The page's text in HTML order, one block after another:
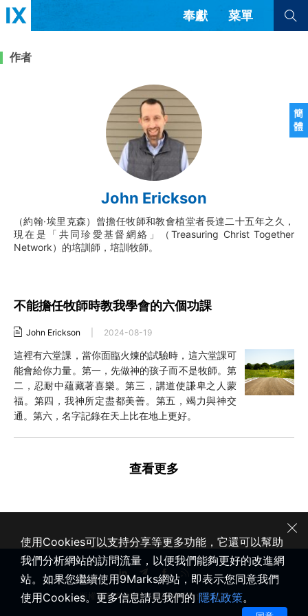
簡
體
奉獻 菜單
書評 訪談
解經式講道與神學
福音傳講與宣教 成員制與教會紀律
團契生活與禱告
查看全部
查看全部
隱私條款
正體中文
西班牙語
葡萄牙語
俄語
烏茲別克語
达里语
波斯語
羅馬尼亞語
阿爾巴尼亞語
塞爾維亞語
作者
John Erickson
（約翰·埃里克森）曾擔任牧師和教會植堂者長達二十五年之久，
現在是「共同珍愛基督網絡」（Treasuring Christ Together
Network）的培訓師，培訓牧師。
不能擔任牧師時教我學會的六個功課
John Erickson 2024-08-19
這裡有六堂課，當你面臨火煉的試驗時，這六堂課可
能會給你力量。第一，先做神的孩子而不是牧師。第
二，忍耐中蘊藏著喜樂。第三，講道使謙卑之人蒙
福。第四，我神所定盡都美善。第五，竭力與神交
通。第六，名字記錄在天上比在地上更好。
查看更多
版權所有 © 2020-2026 健康教會九標誌
使用Cookies可以支持分享等更多功能，它還可以幫助
我們分析網站的訪問流量，以便我們能夠更好的改進網
站。如果您繼續使用9Marks網站，即表示您同意我們
使用Cookies。更多信息請見我們的 隱私政策。